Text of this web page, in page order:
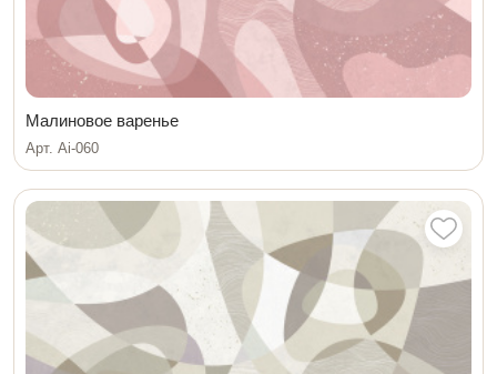
Малиновое варенье
Арт. Ai-060